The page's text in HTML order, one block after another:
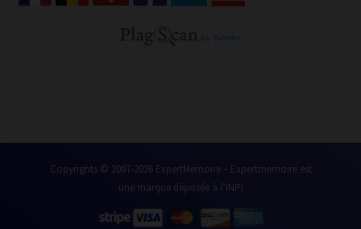
o
r
i
e
Copyrights © 2007-2026 ExpertMemoire – Expertmemoire est
une marque déposée à l’INPI